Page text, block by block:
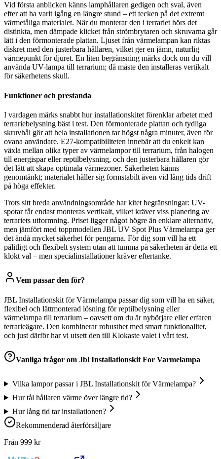
Vid första anblicken känns lamphållaren gedigen och sval, även
efter att ha varit igång en längre stund – ett tecken på det extremt
värmetåliga materialet. När du monterar den i terrariet hörs det
distinkta, men dämpade klicket från strömbrytaren och skruvarna går
lätt i den förmonterade plattan. Ljuset från värmelampan kan riktas
diskret med den justerbara hållaren, vilket ger en jämn, naturlig
värmepunkt för djuret. En liten begränsning märks dock om du vill
använda UV-lampa till terrarium; då måste den installeras vertikalt
för säkerhetens skull.
Funktioner och prestanda
I vardagen märks snabbt hur installationskitet förenklar arbetet med
terrariebelysning bäst i test. Den förmonterade plattan och tydliga
skruvhål gör att hela installationen tar högst några minuter, även för
ovana användare. E27-kompatibiliteten innebär att du enkelt kan
växla mellan olika typer av värmelampor till terrarium, från halogen
till energispar eller reptilbelysning, och den justerbara hållaren gör
det lätt att skapa optimala värmezoner. Säkerheten känns
genomtänkt; materialet håller sig formstabilt även vid lång tids drift
på höga effekter.
Trots sitt breda användningsområde har kitet begränsningar: UV-
spotar får endast monteras vertikalt, vilket kräver viss planering av
terrariets utformning. Priset ligger något högre än enklare alternativ,
men jämfört med toppmodellen JBL UV Spot Plus Värmelampa ger
det ändå mycket säkerhet för pengarna. För dig som vill ha ett
pålitligt och flexibelt system utan att tumma på säkerheten är detta ett
klokt val – men specialinstallationer kräver eftertanke.
Vem passar den för?
JBL Installationskit för Värmelampa passar dig som vill ha en säker,
flexibel och lättmonterad lösning för reptilbelysning eller
värmelampa till terrarium – oavsett om du är nybörjare eller erfaren
terrarieägare. Den kombinerar robusthet med smart funktionalitet,
och just därför har vi utsett den till Klokaste valet i vårt test.
Vanliga frågor om Jbl Installationskit For Varmelampa
Vilka lampor passar i JBL Installationskit för Värmelampa?
Hur tål hållaren värme över längre tid?
Hur lång tid tar installationen?
Rekommenderad återförsäljare
Från 999 kr